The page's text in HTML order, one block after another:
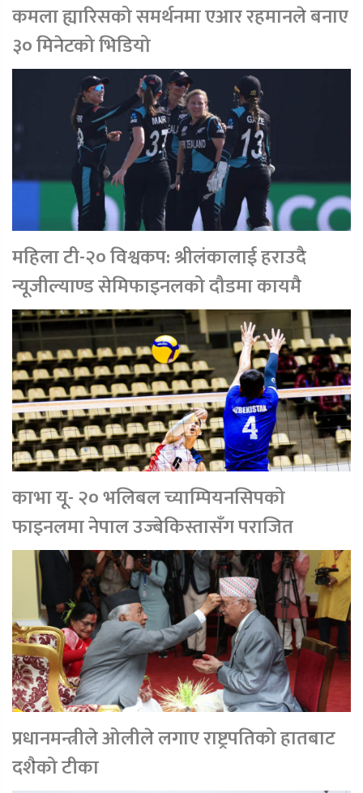
कमला ह्यारिसको समर्थनमा एआर रहमानले बनाए
३० मिनेटको भिडियो
महिला टी-२० विश्वकप: श्रीलंकालाई हराउदै
न्यूजील्याण्ड सेमिफाइनलको दौडमा कायमै
काभा यू- २० भलिबल च्याम्पियनसिपको
फाइनलमा नेपाल उज्बेकिस्तासँग पराजित
प्रधानमन्त्रीले ओलीले लगाए राष्ट्रपतिको हातबाट
दशैको टीका